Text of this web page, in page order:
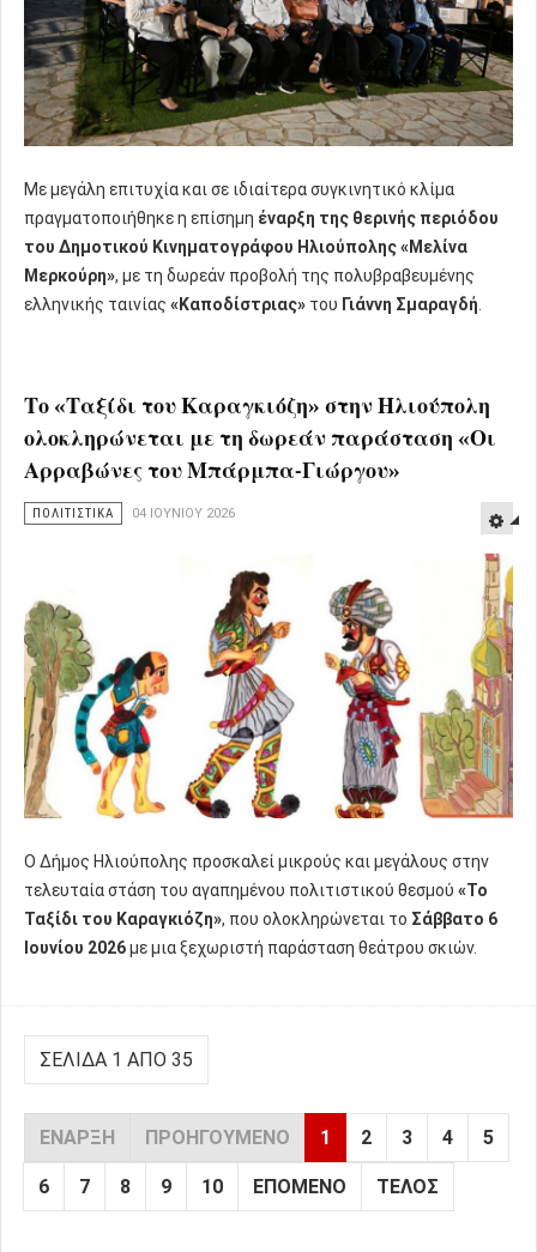
Με μεγάλη επιτυχία και σε ιδιαίτερα συγκινητικό κλίμα
πραγματοποιήθηκε η επίσημη έναρξη της θερινής περιόδου
του Δημοτικού Κινηματογράφου Ηλιούπολης «Μελίνα
Μερκούρη», με τη δωρεάν προβολή της πολυβραβευμένης
ελληνικής ταινίας «Καποδίστριας» του Γιάννη Σμαραγδή
Το «Ταξίδι του Καραγκιόζη» στην Ηλιούπολη
ολοκληρώνεται με τη δωρεάν παράσταση «Οι
Αρραβώνες του Μπάρμπα-Γιώργου»
ΠΟΛΙΤΙΣΤΙΚΑ 04 ΙΟΥΝΊΟΥ 2026
Ο Δήμος Ηλιούπολης προσκαλεί μικρούς και μεγάλους στην
τελευταία στάση του αγαπημένου πολιτιστικού θεσμού «Το
Ταξίδι του Καραγκιόζη», που ολοκληρώνεται το Σάββατο 6
Ιουνίου 2026με μια ξεχωριστή παράσταση θεάτρου σκιών.
ΣΕΛΊΔΑ 1 ΑΠΌ 35
ΈΝΑΡΞΗ ΠΡΟΗΓΟΎΜΕΝΟ 1 2 3 4 5
6 7 8 9 10 ΕΠΌΜΕΝΟ ΤΈΛΟΣ